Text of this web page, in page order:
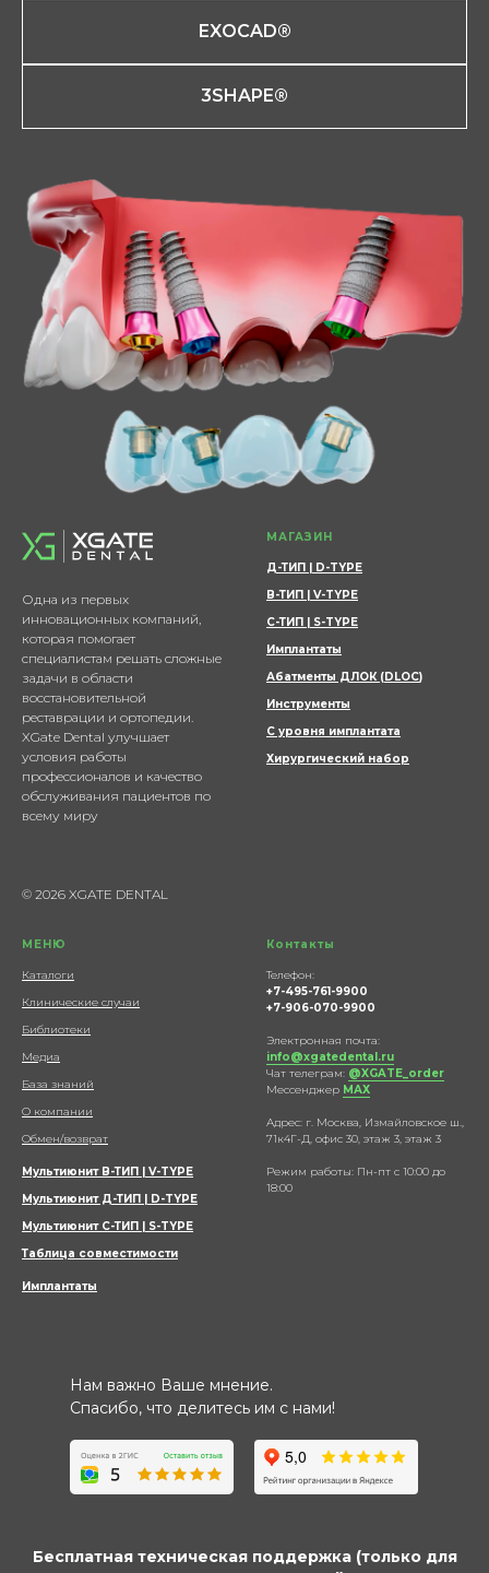
EXOCAD®
3SHAPE®
Одна из первых
инновационных компаний,
которая помогает
специалистам решать сложные
задачи в области
восстановительной
реставрации и ортопедии.
XGate Dental улучшает
условия работы
профессионалов и качество
обслуживания пациентов по
всему миру
© 2026 XGATE DENTAL
МАГАЗИН
Д-ТИП | D-TYPE
В-ТИП | V-TYPE
С-ТИП | S-TYPE
Имплантаты
Абатменты ДЛОК (DLOC)
Инструменты
С уровня имплантата
Хирургический набор
МЕНЮ
Каталоги
Клинические случаи
Библиотеки
Медиа
База знаний
О компании
Обмен/возврат
Мультиюнит В-ТИП | V-TYPE
Мультиюнит Д-ТИП | D-TYPE
Мультиюнит С-ТИП | S-TYPE
Таблица совместимости
Имплантаты
Контакты
Телефон:
+7-495-761-9900
+7-906-070-9900
Электронная почта:
info@xgatedental.ru
Чат телеграм: @XGATE_order
Мессенджер МАХ
Адрес: г. Москва, Измайловское ш.,
71к4Г-Д, офис 30, этаж 3, этаж 3
Режим работы: Пн-пт с 10:00 до
18:00
Нам важно Ваше мнение.
Спасибо, что делитесь им с нами!
Бесплатная техническая поддержка (только для